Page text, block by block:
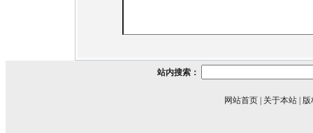
站内搜索：
网站首页 关于本站 版